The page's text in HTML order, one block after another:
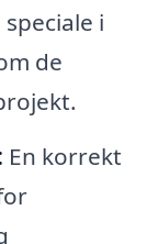
i
de
En korrekt